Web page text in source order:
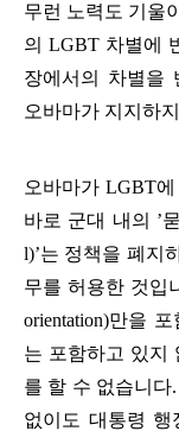
무런 노력도 기울
의 LGBT 차별에
장에서의 차별을
오바마가 지지하
오바마가 LGBT
바로 군대 내의 ’
l)’는 정책을 폐지
무를 허용한 것입
orientation)만을
는 포함하고 있지
를 할 수 없습니다
없이도 대통령 행